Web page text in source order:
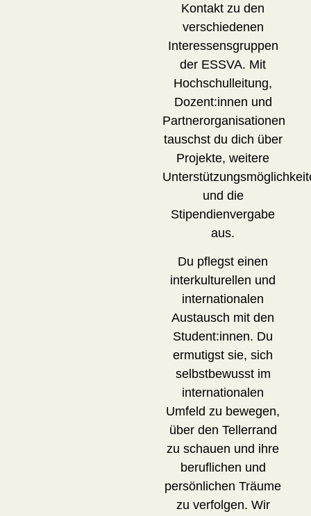
Kontakt zu den
verschiedenen
Interessensgruppen
der ESSVA. Mit
Hochschulleitung,
Dozent:innen und
Partnerorganisationen
tauschst du dich über
Projekte, weitere
und die
Stipendienvergabe
aus.
Du pflegst einen
interkulturellen und
internationalen
Austausch mit den
Student:innen. Du
ermutigst sie, sich
selbstbewusst im
internationalen
Umfeld zu bewegen,
über den Tellerrand
zu schauen und ihre
beruflichen und
persönlichen Träume
zu verfolgen. Wir